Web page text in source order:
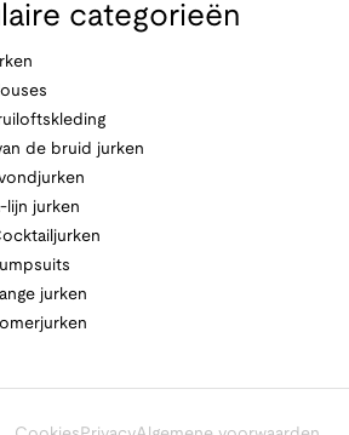
categorieën
de bruid jurken
lijn jurken
jurken